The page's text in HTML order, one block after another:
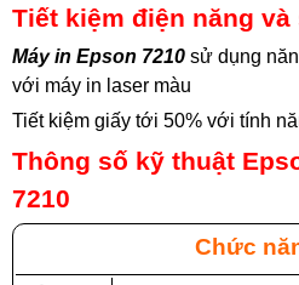
Tiết kiệm điện năng
Máy in Epson 7210 sử dụng
với máy in laser màu
Tiết kiệm giấy tới 50% với tính
Thông số kỹ thuật
7210
Chức